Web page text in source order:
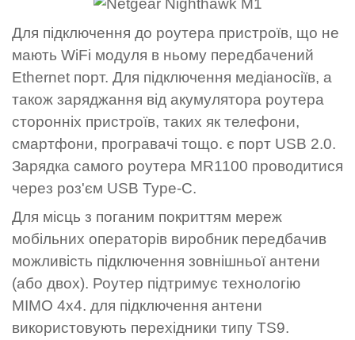
Для підключення до роутера пристроїв, що не
мають WiFi модуля в ньому передбачений
Ethernet порт. Для підключення медіаносіїв, а
також заряджання від акумулятора роутера
сторонніх пристроїв, таких як телефони,
смартфони, програвачі тощо. є порт USB 2.0.
Зарядка самого роутера MR1100 проводитися
через роз'єм USB Type-C.
Для місць з поганим покриттям мереж
мобільних операторів виробник передбачив
можливість підключення зовнішньої антени
(або двох). Роутер підтримує технологію
MIMO 4x4. для підключення антени
використовують перехідники типу TS9.